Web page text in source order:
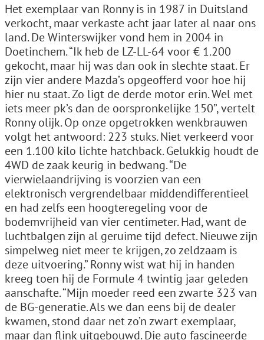
Het exemplaar van Ronny is in 1987 in Duitsland
verkocht, maar verkaste acht jaar later al naar ons
land. De Winterswijker vond hem in 2004 in
Doetinchem. “Ik heb de LZ-LL-64 voor € 1.200
gekocht, maar hij was dan ook in slechte staat. Er
zijn vier andere Mazda’s opgeofferd voor hoe hij
hier nu staat. Zo ligt de derde motor erin. Wel met
iets meer pk’s dan de oorspronkelijke 150”, vertelt
Ronny olijk. Op onze opgetrokken wenkbrauwen
volgt het antwoord: 223 stuks. Niet verkeerd voor
een 1.100 kilo lichte hatchback. Gelukkig houdt de
4WD de zaak keurig in bedwang. “De
vierwielaandrijving is voorzien van een
elektronisch vergrendelbaar middendifferentieel
en had zelfs een hoogteregeling voor de
bodemvrijheid van vier centimeter. Had, want de
luchtbalgen zijn al geruime tijd defect. Nieuwe zijn
simpelweg niet meer te krijgen, zo zeldzaam is
deze uitvoering.” Ronny wist wat hij in handen
kreeg toen hij de Formule 4 twintig jaar geleden
aanschafte. “Mijn moeder reed een zwarte 323 van
de BG-generatie. Als we dan eens bij de dealer
kwamen, stond daar net zo’n zwart exemplaar,
maar dan flink uitgebouwd. Die auto fascineerde